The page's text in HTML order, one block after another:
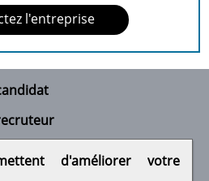
l'entreprise
d'améliorer votre